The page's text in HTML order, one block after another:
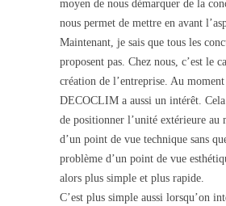
moyen de nous démarquer de la
nous permet de mettre en avant
Maintenant, je sais que tous les
proposent pas. Chez nous, c’est le
création de l’entreprise. Au
DECOCLIM a aussi un intérêt.
de positionner l’unité extérieure au
d’un point de vue technique sans
problème d’un point de vue
alors plus simple et plus rapide.
C’est plus simple aussi lorsqu’on